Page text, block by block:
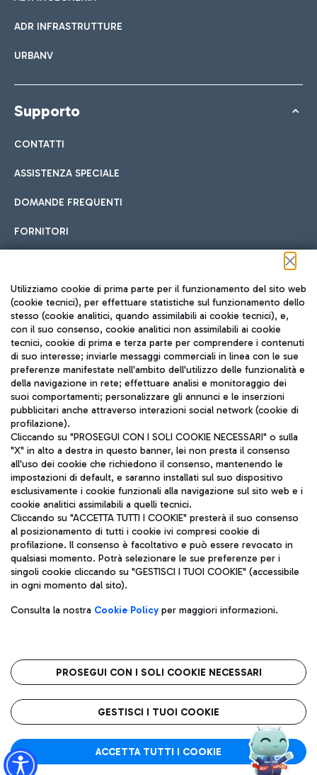
ADR INFRASTRUTTURE
URBANV
Supporto
CONTATTI
ASSISTENZA SPECIALE
DOMANDE FREQUENTI
FORNITORI
Seguici sui social
TRAVEL JOURNAL
ITA
Aeroporti di Roma S.p.A. - Società soggetta a direzione e
coordinamento di Mundys S.p.A.
Codice fiscale e Registro delle Imprese di Roma 13032990155 P.
IVA 06572251004
Capitale sociale 62.224.743,00 int. vers.
Sede legale: Via Pier Paolo Racchetti 1 - 00054 Fiumicino (RM)
telefono +39 06 65951
Privacy policy
Note legali
Roma FCO
L'aeroporto stellato
Utilizziamo cookie di prima parte per il funzionamento del sito web
(cookie tecnici), per effettuare statistiche sul funzionamento dello
stesso (cookie analitici, quando assimilabili ai cookie tecnici), e,
con il suo consenso, cookie analitici non assimilabili ai cookie
tecnici, cookie di prima e terza parte per comprendere i contenuti
di suo interesse; inviarle messaggi commerciali in linea con le sue
preferenze manifestate nell'ambito dell'utilizzo delle funzionalità e
della navigazione in rete; effettuare analisi e monitoraggio dei
suoi comportamenti; personalizzare gli annunci e le inserzioni
pubblicitari anche attraverso interazioni social network (cookie di
profilazione).
Cliccando su "PROSEGUI CON I SOLI COOKIE NECESSARI" o sulla
"X" in alto a destra in questo banner, lei non presta il consenso
all'uso dei cookie che richiedono il consenso, mantenendo le
impostazioni di default, e saranno installati sul suo dispositivo
esclusivamente i cookie funzionali alla navigazione sul sito web e i
cookie analitici assimilabili a quelli tecnici.
Cliccando su "ACCETTA TUTTI I COOKIE" presterà il suo consenso
al posizionamento di tutti i cookie ivi compresi cookie di
profilazione. Il consenso è facoltativo e può essere revocato in
qualsiasi momento. Potrà selezionare le sue preferenze per i
singoli cookie cliccando su "GESTISCI I TUOI COOKIE" (accessibile
in ogni momento dal sito).
Consulta la nostra Cookie Policyper maggiori informazioni.
PROSEGUI CON I SOLI COOKIE NECESSARI
GESTISCI I TUOI COOKIE
ACCETTA TUTTI I COOKIE